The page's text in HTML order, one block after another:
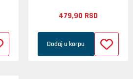
479,90 RSD
Dodaj u korpu